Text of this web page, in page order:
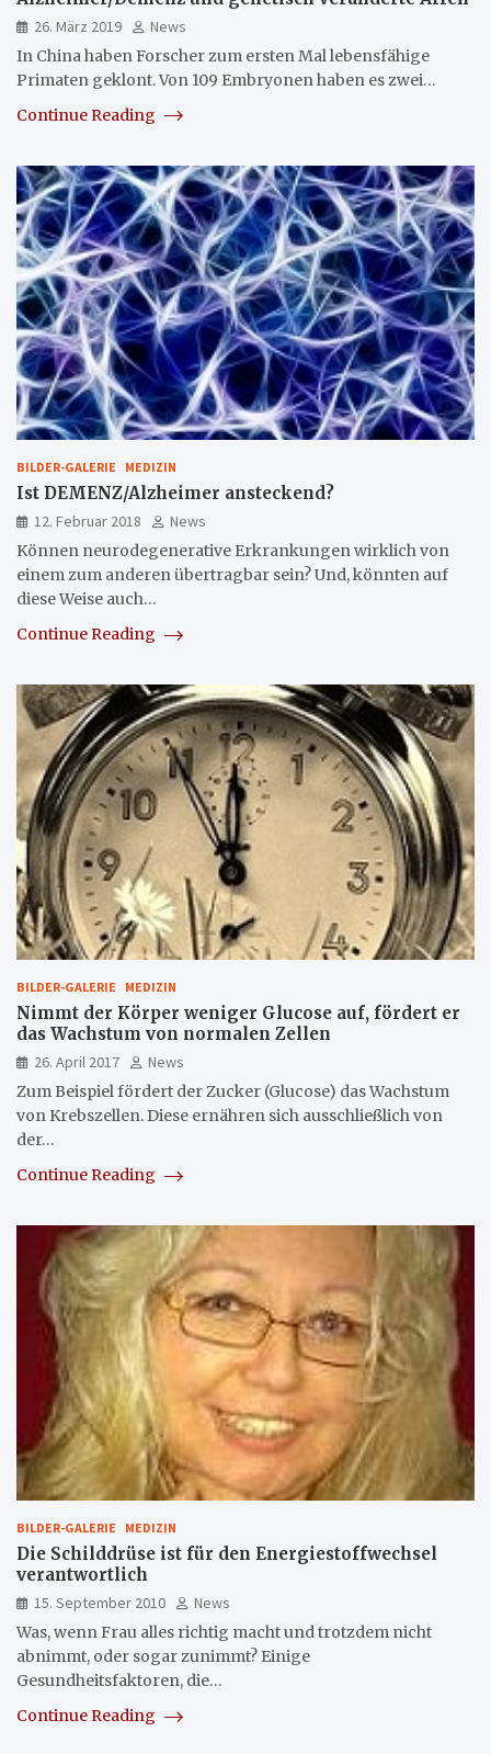
26. März 2019
News
In China haben Forscher zum ersten Mal lebensfähige
Primaten geklont. Von 109 Embryonen haben es zwei…
Continue Reading
BILDER-GALERIE MEDIZIN
Ist DEMENZ/Alzheimer ansteckend?
12. Februar 2018
News
Können neurodegenerative Erkrankungen wirklich von
einem zum anderen übertragbar sein? Und, könnten auf
diese Weise auch…
Continue Reading
BILDER-GALERIE MEDIZIN
Nimmt der Körper weniger Glucose auf, fördert er
das Wachstum von normalen Zellen
26. April 2017
News
Zum Beispiel fördert der Zucker (Glucose) das Wachstum
von Krebszellen. Diese ernähren sich ausschließlich von
der…
Continue Reading
BILDER-GALERIE MEDIZIN
Die Schilddrüse ist für den Energiestoffwechsel
verantwortlich
15. September 2010
News
Was, wenn Frau alles richtig macht und trotzdem nicht
abnimmt, oder sogar zunimmt? Einige
Gesundheitsfaktoren, die…
Continue Reading